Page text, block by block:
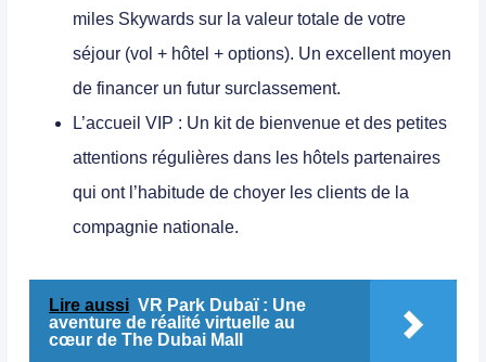
miles Skywards sur la valeur totale de votre
séjour (vol + hôtel + options). Un excellent moyen
de financer un futur surclassement.
L’accueil VIP : Un kit de bienvenue et des petites
attentions régulières dans les hôtels partenaires
qui ont l’habitude de choyer les clients de la
compagnie nationale.
Lire aussi VR Park Dubaï : Une
aventure de réalité virtuelle au
cœur de The Dubai Mall